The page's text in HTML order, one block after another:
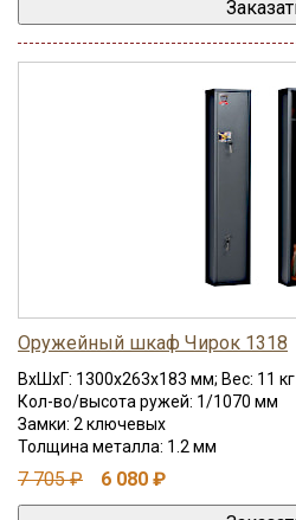
Оружейный шкаф Чирок 1318
ВхШхГ: 1300x263x183 мм; Вес: 11 кг
Кол-во/высота ружей: 1/1070 мм
Замки: 2 ключевых
Толщина металла: 1.2 мм
7 705 ₽ 6 080 ₽